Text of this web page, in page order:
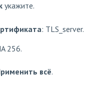
укажите.
: TLS_server.
256.
всё.